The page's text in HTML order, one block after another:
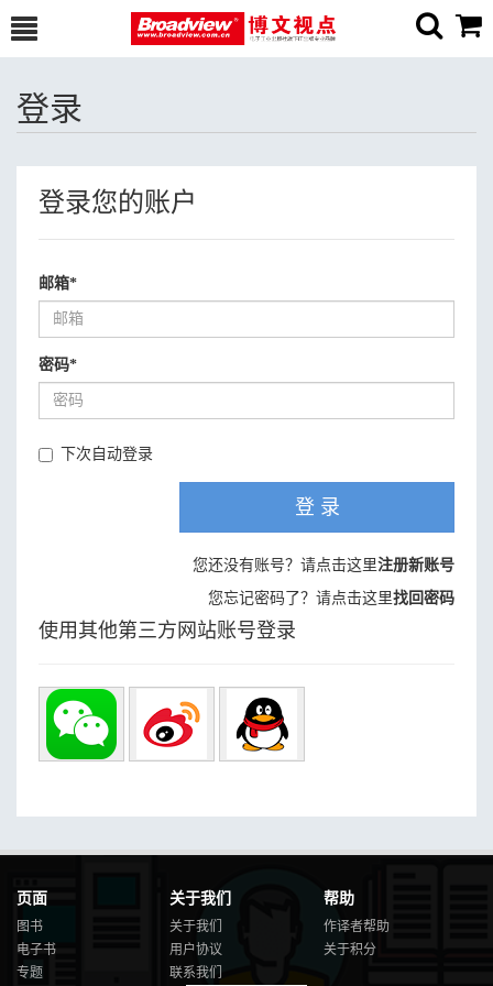
登录
登录您的账户
邮箱*
密码*
下次自动登录
登 录
您还没有账号？请点击这里注册新账号
您忘记密码了？请点击这里找回密码
使用其他第三方网站账号登录
页面
图书
电子书
专题
关于我们
关于我们
用户协议
联系我们
帮助
作译者帮助
关于积分